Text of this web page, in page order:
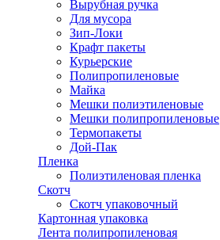
Вырубная ручка
Для мусора
Зип-Локи
Крафт пакеты
Курьерские
Полипропиленовые
Майка
Мешки полиэтиленовые
Мешки полипропиленовые
Термопакеты
Дой-Пак
Пленка
Полиэтиленовая пленка
Скотч
Скотч упаковочный
Картонная упаковка
Лента полипропиленовая